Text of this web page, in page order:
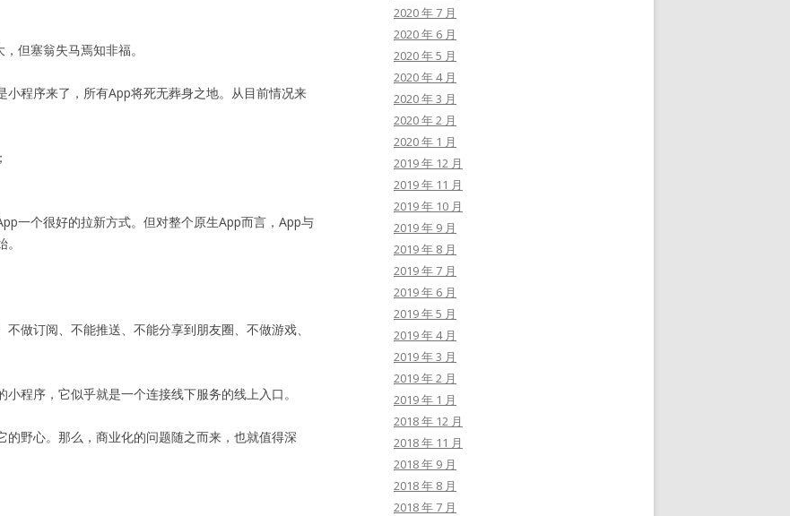
但塞翁失马焉知非福。
程序来了，所有App将死无葬身之地。从目前情况来
一个很好的拉新方式。但对整个原生App而言，App与
做订阅、不能推送、不能分享到朋友圈、不做游戏、
程序，它似乎就是一个连接线下服务的线上入口。
野心。那么，商业化的问题随之而来，也就值得深
2020 年 7 月
2020 年 6 月
2020 年 5 月
2020 年 4 月
2020 年 3 月
2020 年 2 月
2020 年 1 月
2019 年 12 月
2019 年 11 月
2019 年 10 月
2019 年 9 月
2019 年 8 月
2019 年 7 月
2019 年 6 月
2019 年 5 月
2019 年 4 月
2019 年 3 月
2019 年 2 月
2019 年 1 月
2018 年 12 月
2018 年 11 月
2018 年 9 月
2018 年 8 月
2018 年 7 月